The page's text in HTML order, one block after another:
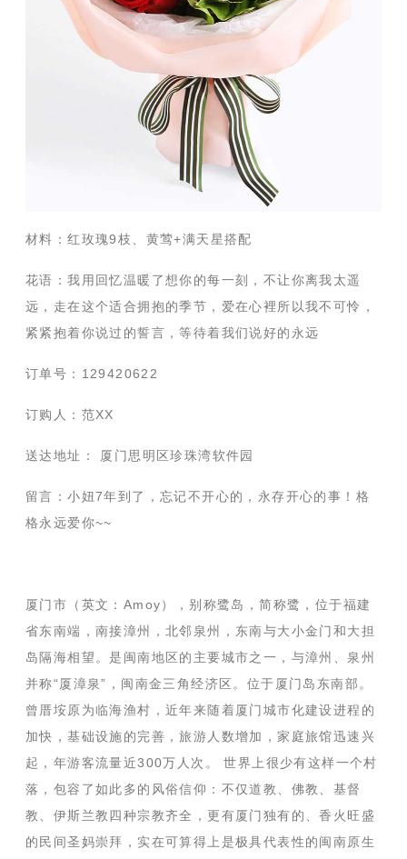
材料：红玫瑰9枝、黄莺+满天星搭配
花语：我用回忆温暖了想你的每一刻，不让你离我太遥
远，走在这个适合拥抱的季节，爱在心裡所以我不可怜，
紧紧抱着你说过的誓言，等待着我们说好的永远
订单号：129420622
订购人：范XX
送达地址： 厦门思明区珍珠湾软件园
留言：小妞7年到了，忘记不开心的，永存开心的事！格
格永远爱你~~
厦门市（英文：Amoy），别称鹭岛，简称鹭，位于福建
省东南端，南接漳州，北邻泉州，东南与大小金门和大担
岛隔海相望。是闽南地区的主要城市之一，与漳州、泉州
并称“厦漳泉”，闽南金三角经济区。位于厦门岛东南部。
曾厝垵原为临海渔村，近年来随着厦门城市化建设进程的
加快，基础设施的完善，旅游人数增加，家庭旅馆迅速兴
起，年游客流量近300万人次。 世界上很少有这样一个村
落，包容了如此多的风俗信仰：不仅道教、佛教、基督
教、伊斯兰教四种宗教齐全，更有厦门独有的、香火旺盛
的民间圣妈崇拜，实在可算得上是极具代表性的闽南原生